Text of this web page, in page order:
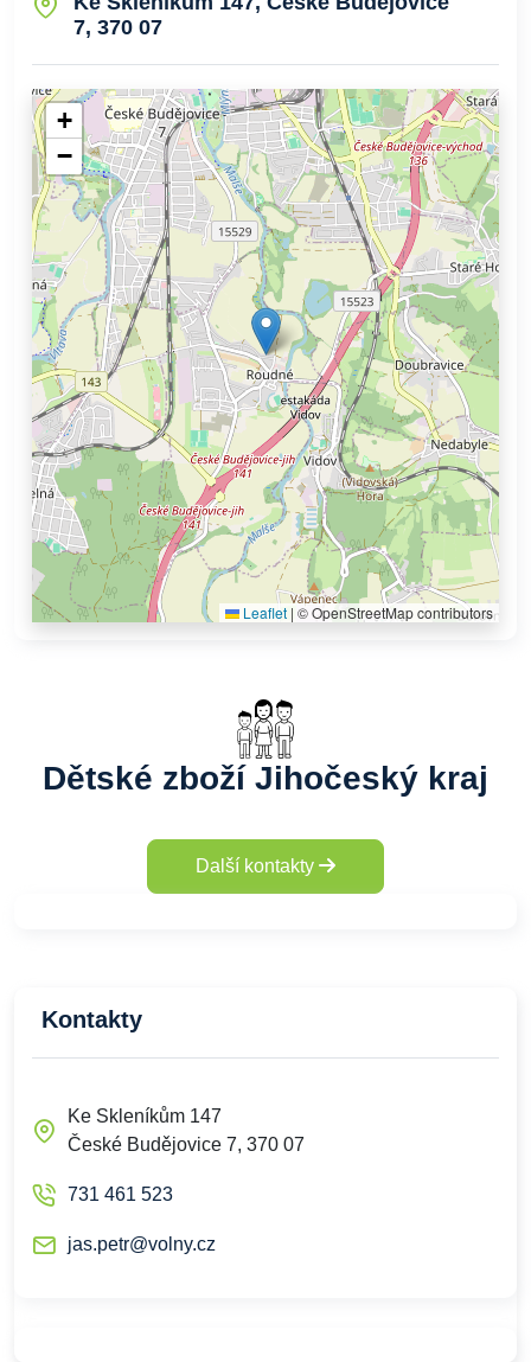
7, 370 07
+
−
Leaflet | © OpenStreetMap contributors
Dětské zboží Jihočeský kraj
Další kontakty
Kontakty
Ke Skleníkům 147
České Budějovice 7, 370 07
731 461 523
jas.petr@volny.cz